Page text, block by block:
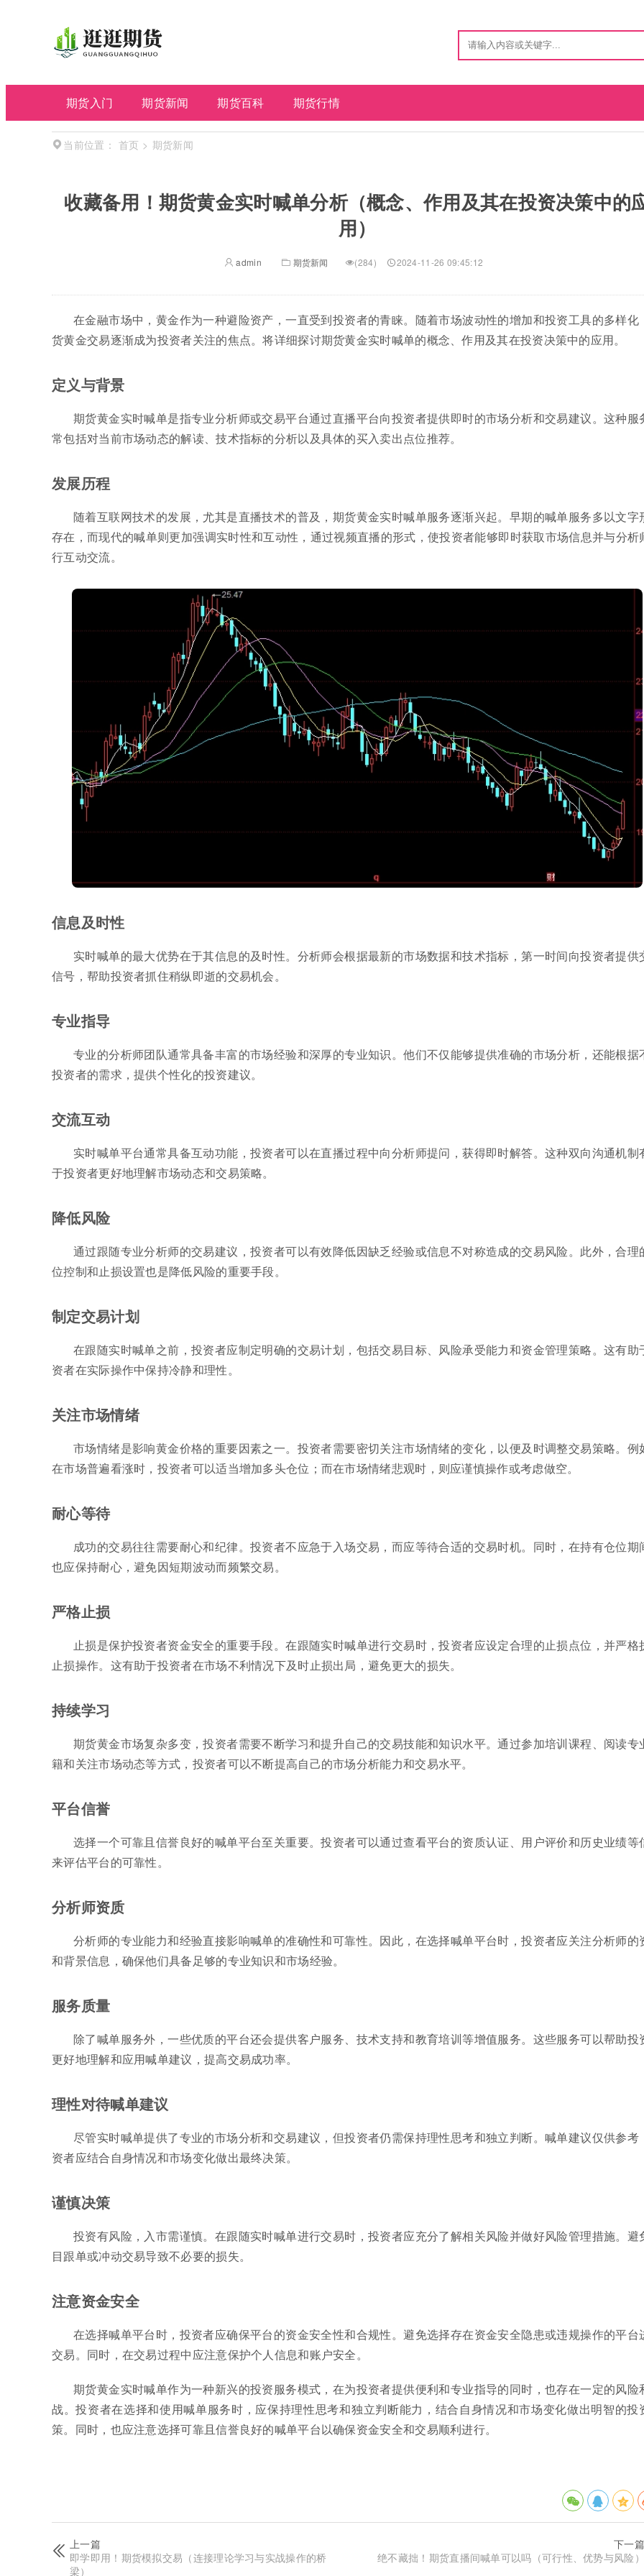
期货入门 期货新闻 期货百科 期货行情
当前位置： 首页 > 期货新闻
收藏备用！期货黄金实时喊单分析（概念、作用及其在投资决策中的
用）
admin 期货新闻 (284) 2024-11-26 09:45:12
在金融市场中，黄金作为一种避险资产，一直受到投资者的青睐。随着市场波动性的增加和投资工具的多样化
货黄金交易逐渐成为投资者关注的焦点。将详细探讨期货黄金实时喊单的概念、作用及其在投资决策中的应用。
定义与背景
期货黄金实时喊单是指专业分析师或交易平台通过直播平台向投资者提供即时的市场分析和交易建议。这种服
常包括对当前市场动态的解读、技术指标的分析以及具体的买入卖出点位推荐。
发展历程
随着互联网技术的发展，尤其是直播技术的普及，期货黄金实时喊单服务逐渐兴起。早期的喊单服务多以文字
存在，而现代的喊单则更加强调实时性和互动性，通过视频直播的形式，使投资者能够即时获取市场信息并与分析
行互动交流。
信息及时性
实时喊单的最大优势在于其信息的及时性。分析师会根据最新的市场数据和技术指标，第一时间向投资者提供
信号，帮助投资者抓住稍纵即逝的交易机会。
专业指导
专业的分析师团队通常具备丰富的市场经验和深厚的专业知识。他们不仅能够提供准确的市场分析，还能根据
投资者的需求，提供个性化的投资建议。
交流互动
实时喊单平台通常具备互动功能，投资者可以在直播过程中向分析师提问，获得即时解答。这种双向沟通机制
于投资者更好地理解市场动态和交易策略。
降低风险
通过跟随专业分析师的交易建议，投资者可以有效降低因缺乏经验或信息不对称造成的交易风险。此外，合理
位控制和止损设置也是降低风险的重要手段。
制定交易计划
在跟随实时喊单之前，投资者应制定明确的交易计划，包括交易目标、风险承受能力和资金管理策略。这有助
资者在实际操作中保持冷静和理性。
关注市场情绪
市场情绪是影响黄金价格的重要因素之一。投资者需要密切关注市场情绪的变化，以便及时调整交易策略。例
在市场普遍看涨时，投资者可以适当增加多头仓位；而在市场情绪悲观时，则应谨慎操作或考虑做空。
耐心等待
成功的交易往往需要耐心和纪律。投资者不应急于入场交易，而应等待合适的交易时机。同时，在持有仓位期
也应保持耐心，避免因短期波动而频繁交易。
严格止损
止损是保护投资者资金安全的重要手段。在跟随实时喊单进行交易时，投资者应设定合理的止损点位，并严格
止损操作。这有助于投资者在市场不利情况下及时止损出局，避免更大的损失。
持续学习
期货黄金市场复杂多变，投资者需要不断学习和提升自己的交易技能和知识水平。通过参加培训课程、阅读专
籍和关注市场动态等方式，投资者可以不断提高自己的市场分析能力和交易水平。
平台信誉
选择一个可靠且信誉良好的喊单平台至关重要。投资者可以通过查看平台的资质认证、用户评价和历史业绩等
来评估平台的可靠性。
分析师资质
分析师的专业能力和经验直接影响喊单的准确性和可靠性。因此，在选择喊单平台时，投资者应关注分析师的
和背景信息，确保他们具备足够的专业知识和市场经验。
服务质量
除了喊单服务外，一些优质的平台还会提供客户服务、技术支持和教育培训等增值服务。这些服务可以帮助投
更好地理解和应用喊单建议，提高交易成功率。
理性对待喊单建议
尽管实时喊单提供了专业的市场分析和交易建议，但投资者仍需保持理性思考和独立判断。喊单建议仅供参考
资者应结合自身情况和市场变化做出最终决策。
谨慎决策
投资有风险，入市需谨慎。在跟随实时喊单进行交易时，投资者应充分了解相关风险并做好风险管理措施。避
目跟单或冲动交易导致不必要的损失。
注意资金安全
在选择喊单平台时，投资者应确保平台的资金安全性和合规性。避免选择存在资金安全隐患或违规操作的平台
交易。同时，在交易过程中应注意保护个人信息和账户安全。
期货黄金实时喊单作为一种新兴的投资服务模式，在为投资者提供便利和专业指导的同时，也存在一定的风险
战。投资者在选择和使用喊单服务时，应保持理性思考和独立判断能力，结合自身情况和市场变化做出明智的投
策。同时，也应注意选择可靠且信誉良好的喊单平台以确保资金安全和交易顺利进行。
上一篇
即学即用！期货模拟交易（连接理论学习与实战操作的桥
梁）
下一篇
绝不藏拙！期货直播间喊单可以吗（可行性、优势与风险）